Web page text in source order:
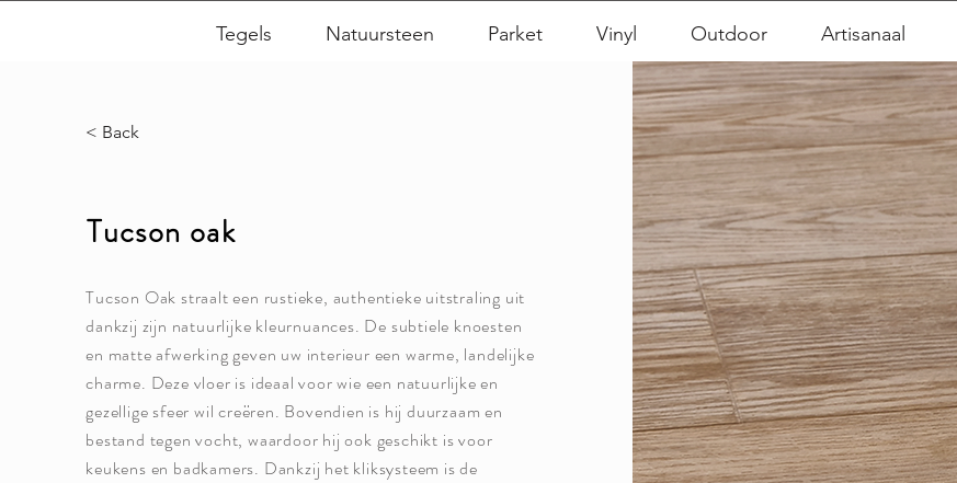
Tegels Natuursteen Parket Vinyl Outdoor Artisanaal
< Back
Tucson oak
Tucson Oak straalt een rustieke, authentieke uitstraling uit
dankzij zijn natuurlijke kleurnuances. De subtiele knoesten
en matte afwerking geven uw interieur een warme, landelijke
charme. Deze vloer is ideaal voor wie een natuurlijke en
gezellige sfeer wil creëren. Bovendien is hij duurzaam en
bestand tegen vocht, waardoor hij ook geschikt is voor
keukens en badkamers. Dankzij het kliksysteem is de